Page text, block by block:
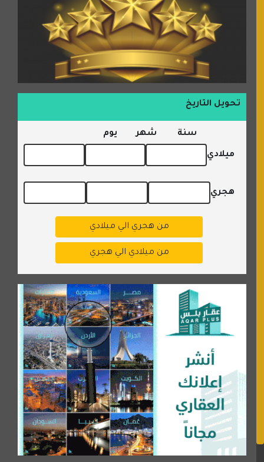
تحويل التاريخ
سنة شهر يوم
ميلادي
هجري
من هجري الي ميلادي
من ميلادي الي هجري